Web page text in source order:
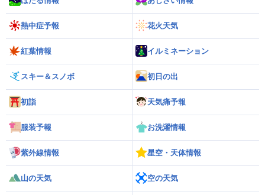
熱中症予報 花火天気
紅葉情報 イルミネーション
スキー＆スノボ 初日の出
初詣 天気痛予報
服装予報 お洗濯情報
紫外線情報 星空・天体情報
山の天気 空の天気